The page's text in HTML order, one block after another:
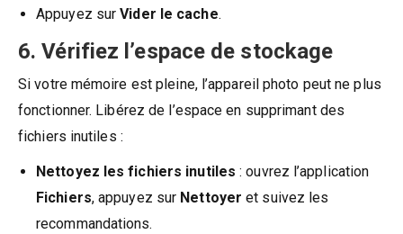
Appuyez surVider le cache.
6. Vérifiez l’espace de stockage
Si votre mémoire est pleine, l’appareil photo peut ne plus
fonctionner. Libérez de l’espace en supprimant des
fichiers inutiles :
Nettoyez les fichiers inutiles : ouvrez l’application
Fichiers, appuyez sur Nettoyer et suivez les
recommandations.